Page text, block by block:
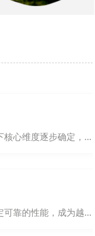
心维度逐步确定，...
靠的性能，成为越...